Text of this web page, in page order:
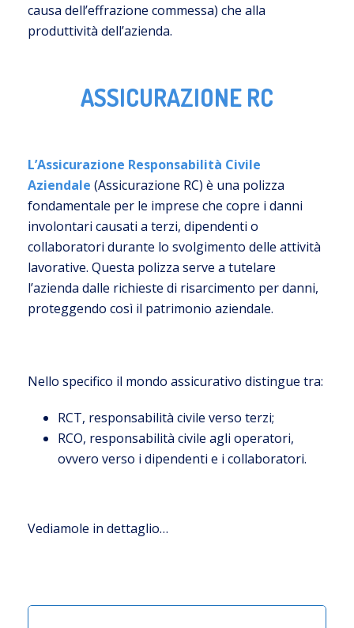
causa dell’effrazione commessa) che alla
produttività dell’azienda.
ASSICURAZIONE RC
L’Assicurazione Responsabilità Civile
Aziendale (Assicurazione RC) è una polizza
fondamentale per le imprese che copre i danni
involontari causati a terzi, dipendenti o
collaboratori durante lo svolgimento delle attività
lavorative. Questa polizza serve a tutelare
l’azienda dalle richieste di risarcimento per danni,
proteggendo così il patrimonio aziendale.
Nello specifico il mondo assicurativo distingue tra:
RCT, responsabilità civile verso terzi;
RCO, responsabilità civile agli operatori,
ovvero verso i dipendenti e i collaboratori.
Vediamole in dettaglio…